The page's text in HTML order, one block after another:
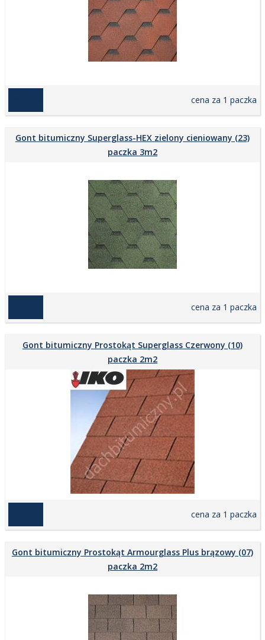
cena za 1 paczka
Gont bitumiczny Superglass-HEX zielony cieniowany (23)
paczka 3m2
cena za 1 paczka
Gont bitumiczny Prostokąt Superglass Czerwony (10)
paczka 2m2
cena za 1 paczka
Gont bitumiczny Prostokąt Armourglass Plus brązowy (07)
paczka 2m2